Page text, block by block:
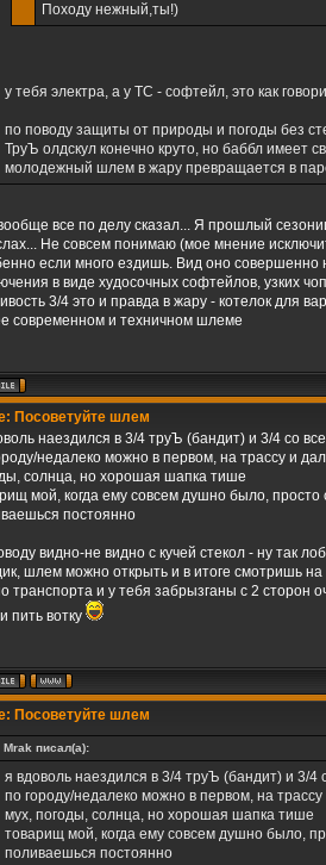
Походу нежный,ты!)
у тебя электра, а у ТС - софтейл, это как
по поводу защиты от природы и погоды без
ТруЪ олдскул конечно круто, но баббл имеет
молодежный шлем в жару превращается в
все по делу сказал... Я прошлый
Не совсем понимаю (мое мнение
если много ездишь. Вид оно совершенно
в виде худосочных софтейлов, узких
3/4 это и правда в жару - котелок для
современном и техничном шлеме
Посоветуйте шлем
наездился в 3/4 труЪ (бандит) и 3/4 со
недалеко можно в первом, на трассу и
солнца, но хорошая шапка тише
мой, когда ему совсем душно было, просто
постоянно
видно-не видно с кучей стекол - ну так
шлем можно открыть и в итоге смотришь на
транспорта и у тебя забрызганы с 2 сторон
пить вотку
Посоветуйте шлем
Mrak писал(а):
я вдоволь наездился в 3/4 труЪ (бандит) и 3/
по городу/недалеко можно в первом, на
мух, погоды, солнца, но хорошая шапка тише
товарищ мой, когда ему совсем душно было,
поливаешься постоянно